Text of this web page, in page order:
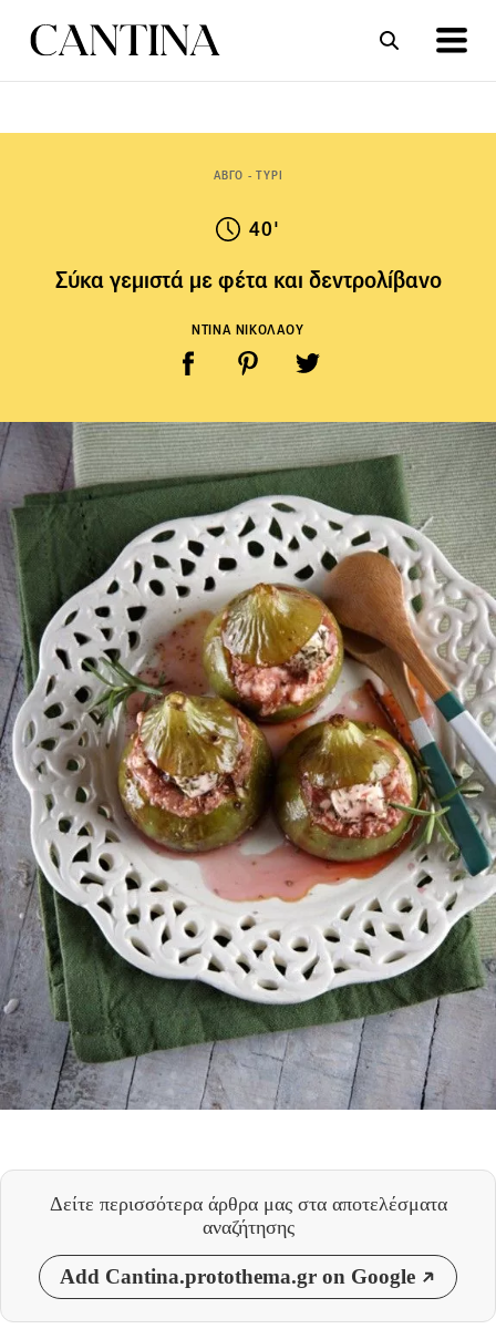
ΑΒΓΟ - ΤΥΡΙ
40'
Σύκα γεμιστά με φέτα και δεντρολίβανο
ΝΤΙΝΑ ΝΙΚΟΛΑΟΥ
Δείτε περισσότερα άρθρα μας στα αποτελέσματα
αναζήτησης
Add Cantina.protothema.gr on Google